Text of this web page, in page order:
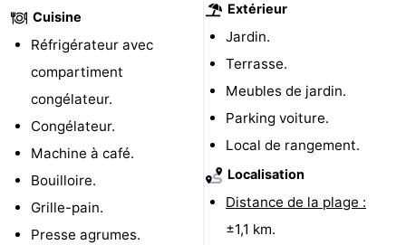
Zeeland
Duiveland
Brouwershaven
-
Cuisine
Réfrigérateur avec
compartiment
congélateur.
Congélateur.
Machine à café.
Bouilloire.
Grille-pain.
Presse agrumes.
Extérieur
Jardin.
Terrasse.
Meubles de jardin.
Parking voiture.
Local de rangement.
Localisation
Distance de la plage :
±1,1 km.